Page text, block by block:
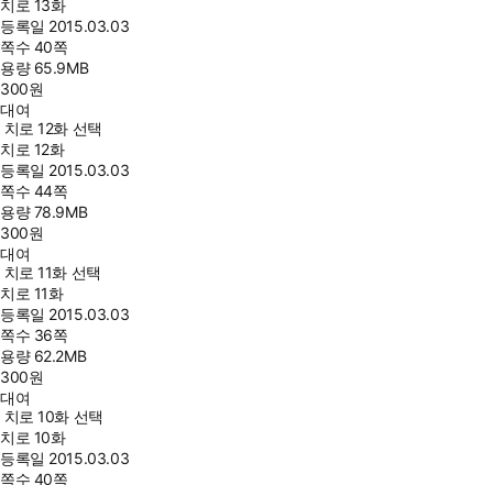
치로 13화
등록일 2015.03.03
쪽수 40쪽
용량 65.9MB
300원
대여
치로 12화 선택
치로 12화
등록일 2015.03.03
쪽수 44쪽
용량78.9MB
300원
대여
치로 11화 선택
치로 11화
등록일 2015.03.03
쪽수 36쪽
용량 62.2MB
300원
대여
치로 10화 선택
치로 10화
등록일 2015.03.03
쪽수 40쪽